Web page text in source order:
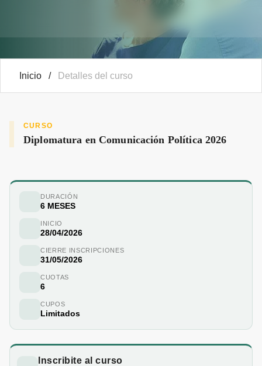
Inicio / Detalles del curso
CURSO
Diplomatura en Comunicación Política 2026
DURACIÓN
6 MESES
INICIO
28/04/2026
CIERRE INSCRIPCIONES
31/05/2026
CUOTAS
6
CUPOS
Limitados
Inscribite al curso